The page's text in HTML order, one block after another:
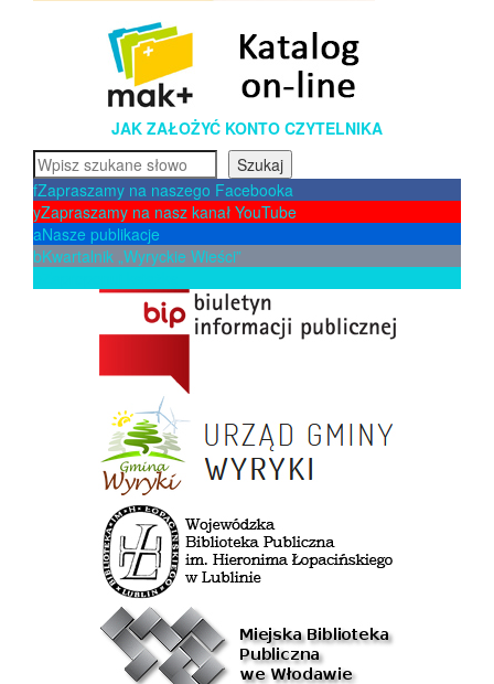
JAK ZAŁOŻYĆ KONTO CZYTELNIKA
Szukaj
Szukaj
fZapraszamy na naszego Facebooka
yZapraszamy na nasz kanał YouTube
aNasze publikacje
bKwartalnik „Wyryckie Wieści”